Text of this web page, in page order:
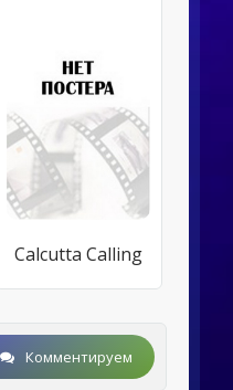
Calcutta Calling
Комментируем